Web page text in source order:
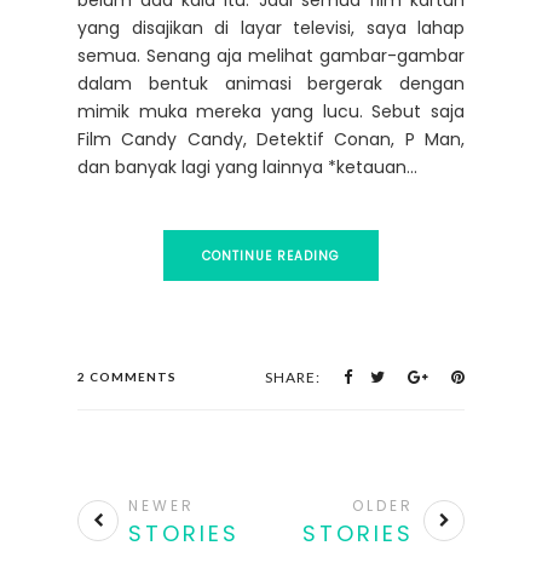
yang disajikan di layar televisi, saya lahap
semua. Senang aja melihat gambar-gambar
dalam bentuk animasi bergerak dengan
mimik muka mereka yang lucu. Sebut saja
Film Candy Candy, Detektif Conan, P Man,
dan banyak lagi yang lainnya *ketauan...
CONTINUE READING
2 COMMENTS SHARE:
NEWER
STORIES
OLDER
STORIES